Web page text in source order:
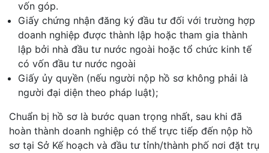
vốn góp.
Giấy chứng nhận đăng ký đầu tư đối với trường hợp
doanh nghiệp được thành lập hoặc tham gia thành
lập bởi nhà đầu tư nước ngoài hoặc tổ chức kinh tế
có vốn đầu tư nước ngoài
Giấy ủy quyền (nếu người nộp hồ sơ không phải là
người đại diện theo pháp luật);
Chuẩn bị hồ sơ là bước quan trọng nhất, sau khi đã
hoàn thành doanh nghiệp có thể trực tiếp đến nộp hồ
sơ tại Sở Kế hoạch và đầu tư tỉnh/thành phố nơi đặt trụ